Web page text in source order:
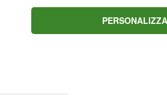
un "punto fermo" sulla
PERSONALIZZA